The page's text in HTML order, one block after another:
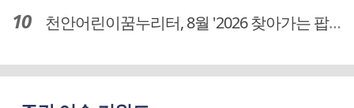
천안어린이꿈누리터, 8월 '2026 찾아가는 팝업놀이터' 운영